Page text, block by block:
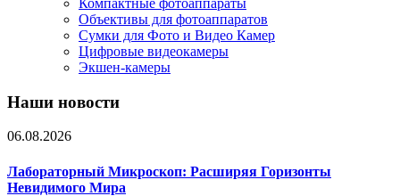
Компактные фотоаппараты
Объективы для фотоаппаратов
Сумки для Фото и Видео Камер
Цифровые видеокамеры
Экшен-камеры
Наши новости
06.08.2026
Лабораторный Микроскоп: Расширяя Горизонты
Невидимого Мира